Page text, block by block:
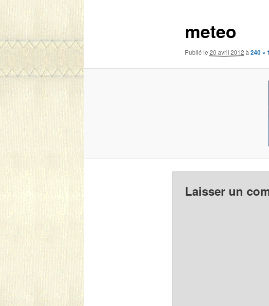
meteo
Publié le 20 avril 2012 à 240 ×
Laisser un